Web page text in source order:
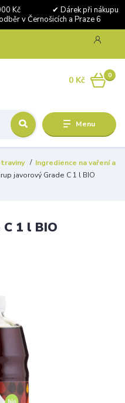
2 000 Kč ✔ Dárek při nákupu
v Černošicích a Praze 6
Menu
0
0 Kč
Ingredience na vaření a
javorový Grade C 1 l BIO
1 l BIO